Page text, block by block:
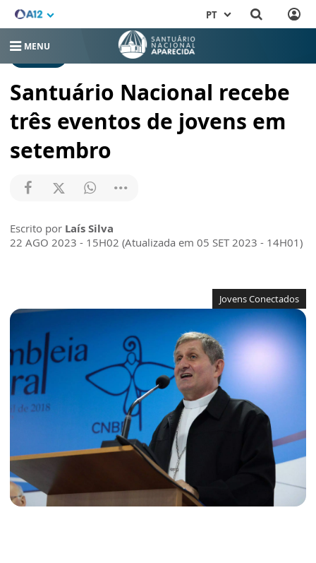
PT
MENU
Santuário Nacional recebe
três eventos de jovens em
setembro
Escrito por Laís Silva
22 AGO 2023 - 15H02 (Atualizada em 05 SET 2023 - 14H01)
Jovens Conectados